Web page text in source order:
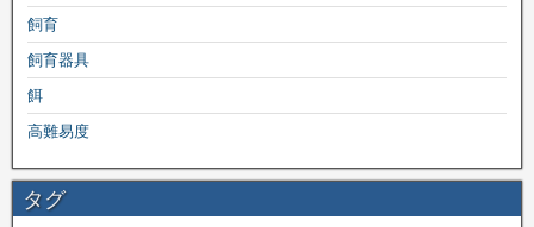
飼育
飼育器具
餌
高難易度
タグ